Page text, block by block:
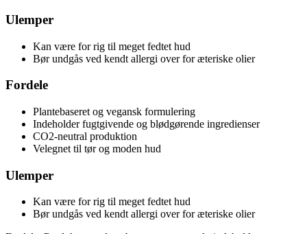
Ulemper
Kan være for rig til meget fedtet hud
Bør undgås ved kendt allergi over for æteriske olier
Fordele
Plantebaseret og vegansk formulering
Indeholder fugtgivende og blødgørende ingredienser
CO2-neutral produktion
Velegnet til tør og moden hud
Ulemper
Kan være for rig til meget fedtet hud
Bør undgås ved kendt allergi over for æteriske olier